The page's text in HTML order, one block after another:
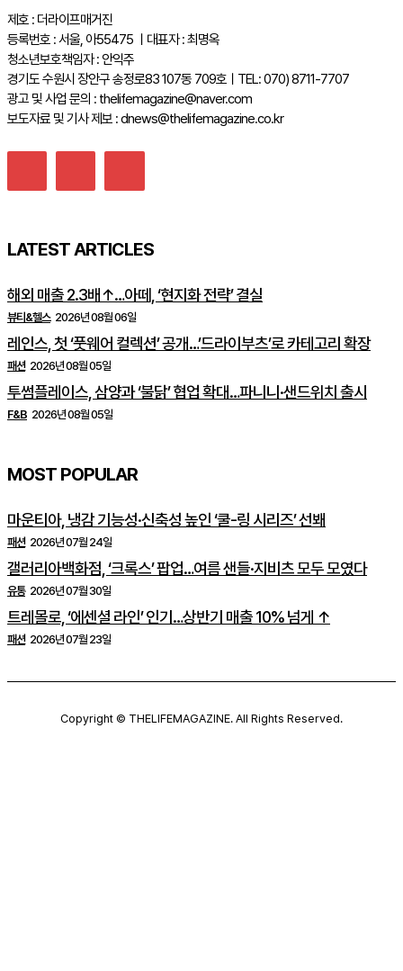
제호 : 더라이프매거진
등록번호 : 서울, 아55475 ㅣ대표자 : 최명옥
청소년보호책임자 : 안익주
경기도 수원시 장안구 송정로83 107동 709호ㅣTEL: 070) 8711-7707
광고 및 사업 문의 : thelifemagazine@naver.com
보도자료 및 기사 제보 : dnews@thelifemagazine.co.kr
LATEST ARTICLES
해외 매출 2.3배↑…아떼, ‘현지화 전략’ 결실
뷰티&헬스 2026년 08월 06일
레인스, 첫 ‘풋웨어 컬렉션’ 공개…’드라이부츠’로 카테고리 확장
패션 2026년 08월 05일
투썸플레이스, 삼양과 ‘불닭’ 협업 확대…파니니·샌드위치 출시
F&B 2026년 08월 05일
MOST POPULAR
마운티아, 냉감 기능성·신축성 높인 ‘쿨-링 시리즈’ 선봬
패션 2026년 07월 24일
갤러리아백화점, ‘크록스’ 팝업…여름 샌들·지비츠 모두 모였다
유통 2026년 07월 30일
트레몰로, ‘에센셜 라인’ 인기…상반기 매출 10% 넘게 ↑
패션 2026년 07월 23일
Copyright © THELIFEMAGAZINE. All Rights Reserved.